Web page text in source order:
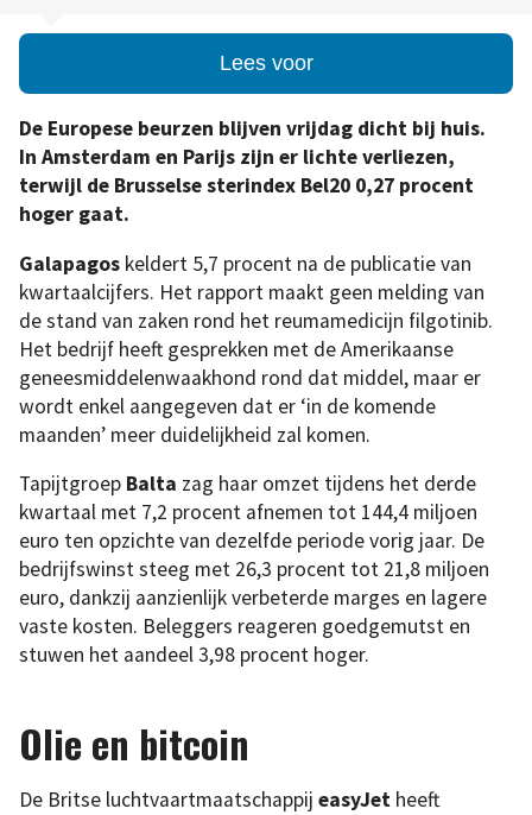
Lees voor
De Europese beurzen blijven vrijdag dicht bij huis.
In Amsterdam en Parijs zijn er lichte verliezen,
terwijl de Brusselse sterindex Bel20 0,27 procent
hoger gaat.
Galapagos keldert 5,7 procent na de publicatie van
kwartaalcijfers. Het rapport maakt geen melding van
de stand van zaken rond het reumamedicijn filgotinib.
Het bedrijf heeft gesprekken met de Amerikaanse
geneesmiddelenwaakhond rond dat middel, maar er
wordt enkel aangegeven dat er ‘in de komende
maanden’ meer duidelijkheid zal komen.
Tapijtgroep Balta zag haar omzet tijdens het derde
kwartaal met 7,2 procent afnemen tot 144,4 miljoen
euro ten opzichte van dezelfde periode vorig jaar. De
bedrijfswinst steeg met 26,3 procent tot 21,8 miljoen
euro, dankzij aanzienlijk verbeterde marges en lagere
vaste kosten. Beleggers reageren goedgemutst en
stuwen het aandeel 3,98 procent hoger.
Olie en bitcoin
De Britse luchtvaartmaatschappij easyJet heeft